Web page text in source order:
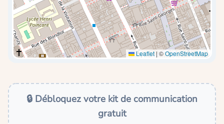
Leaflet | ©OpenStreetMap
🔒 Débloquez votre kit de communication
gratuit